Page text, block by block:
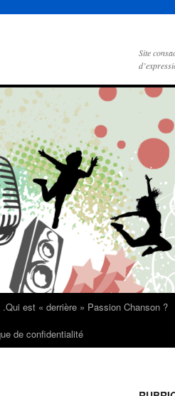
Site
.Qui est « derrière » Passion Chanson ?
de confidentialité